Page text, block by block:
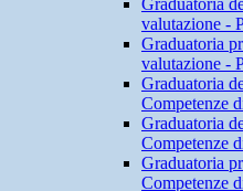
Graduatoria
valutazione -
Graduatoria
valutazione -
Graduatoria
Competenze
Graduatoria
Competenze
Graduatoria
Competenze